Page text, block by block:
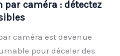
caméra : détectez
caméra est devenue
pour déceler des